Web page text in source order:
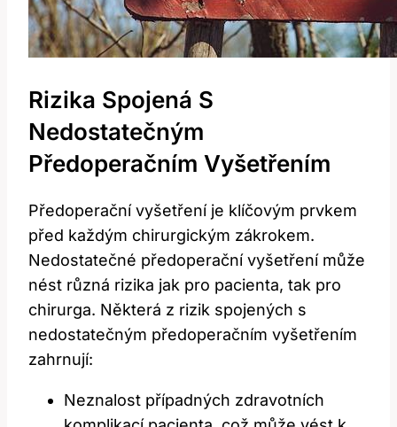
Rizika⁤ Spojená⁢ S
Nedostatečným
Předoperačním Vyšetřením
Předoperační vyšetření ​je klíčovým prvkem
před každým chirurgickým zákrokem.
Nedostatečné předoperační vyšetření může
nést ⁤různá rizika jak pro pacienta, tak pro
chirurga. ​Některá z rizik spojených s
nedostatečným předoperačním vyšetřením
zahrnují:
Neznalost​ případných zdravotních